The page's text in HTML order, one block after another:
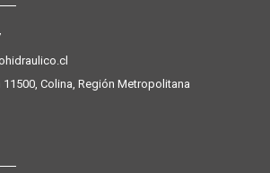
11500, Colina, Región Metropolitana